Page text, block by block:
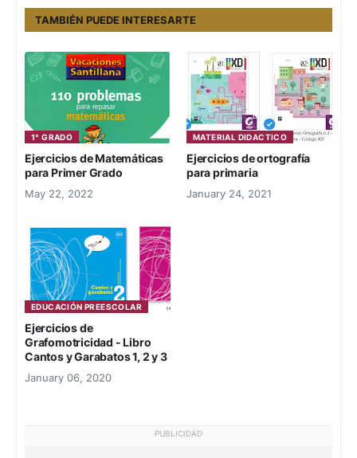
TAMBIÉN PUEDE INTERESARTE
1° GRADO
Ejercicios de Matemáticas
para Primer Grado
May 22, 2022
MATERIAL DIDACTICO
Ejercicios de ortografía
para primaria
January 24, 2021
EDUCACIÓN PREESCOLAR
Ejercicios de
Grafomotricidad - Libro
Cantos y Garabatos 1, 2 y 3
January 06, 2020
PUBLICIDAD